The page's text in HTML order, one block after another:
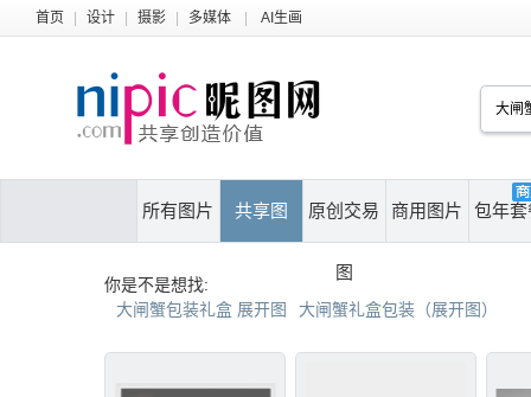
首页 设计 摄影 多媒体 AI生画
所有图片 共享图 原创交易
图
商用图片 包年套
你是不是想找:
大闸蟹包装礼盒 展开图 大闸蟹礼盒包装（展开图）